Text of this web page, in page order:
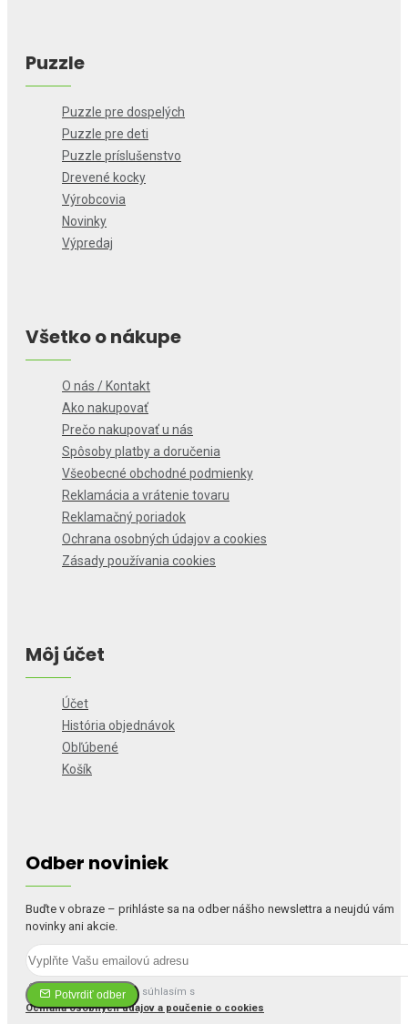
Puzzle
Puzzle pre dospelých
Puzzle pre deti
Puzzle príslušenstvo
Drevené kocky
Výrobcovia
Novinky
Výpredaj
Všetko o nákupe
O nás / Kontakt
Ako nakupovať
Prečo nakupovať u nás
Spôsoby platby a doručenia
Všeobecné obchodné podmienky
Reklamácia a vrátenie tovaru
Reklamačný poriadok
Ochrana osobných údajov a cookies
Zásady používania cookies
Môj účet
Účet
História objednávok
Obľúbené
Košík
Odber noviniek
Buďte v obraze – prihláste sa na odber nášho newslettra a neujdú vám
novinky ani akcie.
Potvrdiť odber
Prečítal(a) som si a súhlasím s
Ochrana osobných údajov a poučenie o cookies